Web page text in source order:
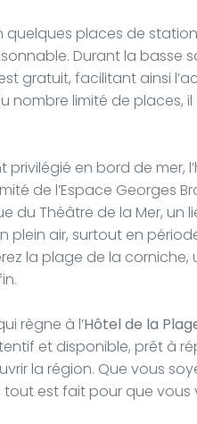
quelques places de
Durant la basse
gratuit, facilitant ainsi
nombre limité de places,
en bord de mer,
de l’Espace Georges
du Théâtre de la Mer,
plein air, surtout en
la plage de la corniche,
règne à l’Hôtel de la
et disponible, prêt à
la région. Que vous
est fait pour que vous